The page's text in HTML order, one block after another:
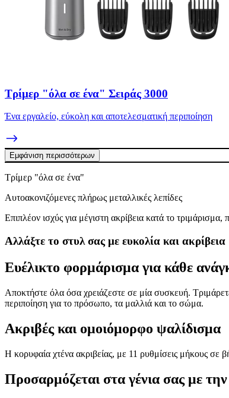
Τρίμερ "όλα σε ένα" Σειράς 3000
Ένα εργαλείο, εύκολη και αποτελεσματική περιποίηση
Εμφάνιση περισσότερων
Τρίμερ "όλα σε ένα"
Aυτοακονιζόμενες πλήρως μεταλλικές λεπίδες
Επιπλέον ισχύς για μέγιστη ακρίβεια κατά το
Αλλάξτε το στυλ σας με ευκολία και ακρίβεια
Ευέλικτο φορμάρισμα για κάθε
Αποκτήστε όλα όσα χρειάζεστε σε μία συσκευή.
περιποίηση για το πρόσωπο, τα μαλλιά και το σώμα.
Ακριβές και ομοιόμορφο ψαλίδισμα
Η κορυφαία χτένα ακριβείας, με 11 ρυθμίσεις μήκους σε
Προσαρμόζεται στα γένια σας με